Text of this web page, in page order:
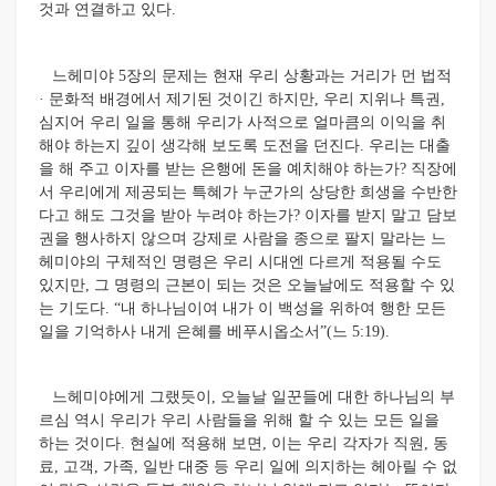
것과 연결하고 있다.
느헤미야 5장의 문제는 현재 우리 상황과는 거리가 먼 법적
· 문화적 배경에서 제기된 것이긴 하지만, 우리 지위나 특권,
심지어 우리 일을 통해 우리가 사적으로 얼마큼의 이익을 취
해야 하는지 깊이 생각해 보도록 도전을 던진다. 우리는 대출
을 해 주고 이자를 받는 은행에 돈을 예치해야 하는가? 직장에
서 우리에게 제공되는 특혜가 누군가의 상당한 희생을 수반한
다고 해도 그것을 받아 누려야 하는가? 이자를 받지 말고 담보
권을 행사하지 않으며 강제로 사람을 종으로 팔지 말라는 느
헤미야의 구체적인 명령은 우리 시대엔 다르게 적용될 수도
있지만, 그 명령의 근본이 되는 것은 오늘날에도 적용할 수 있
는 기도다. “내 하나님이여 내가 이 백성을 위하여 행한 모든
일을 기억하사 내게 은혜를 베푸시옵소서”(느 5:19).
느헤미야에게 그랬듯이, 오늘날 일꾼들에 대한 하나님의 부
르심 역시 우리가 우리 사람들을 위해 할 수 있는 모든 일을
하는 것이다. 현실에 적용해 보면, 이는 우리 각자가 직원, 동
료, 고객, 가족, 일반 대중 등 우리 일에 의지하는 헤아릴 수 없